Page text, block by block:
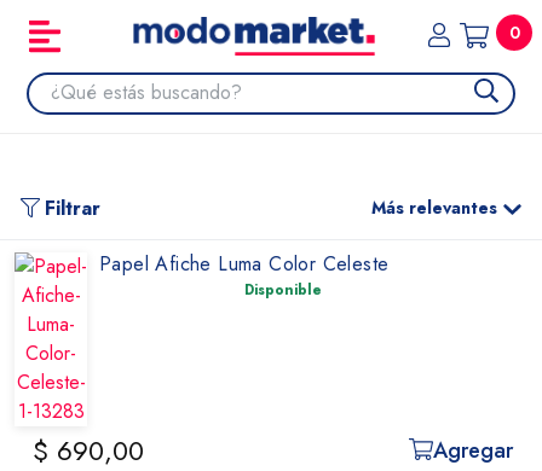
0
Filtrar Más relevantes
Papel Afiche Luma Color Celeste
Disponible
$ 690,00 Agregar